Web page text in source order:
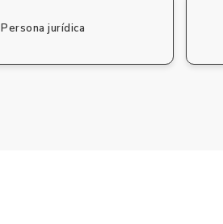
Persona jurídica